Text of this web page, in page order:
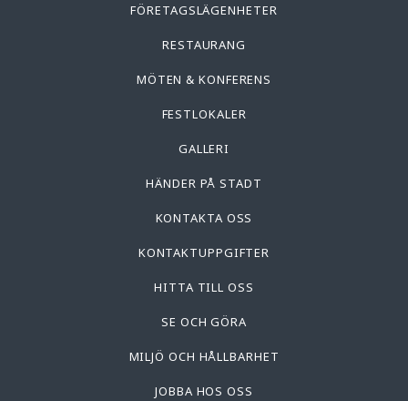
FÖRETAGSLÄGENHETER
RESTAURANG
MÖTEN & KONFERENS
FESTLOKALER
GALLERI
HÄNDER PÅ STADT
KONTAKTA OSS
KONTAKTUPPGIFTER
HITTA TILL OSS
SE OCH GÖRA
MILJÖ OCH HÅLLBARHET
JOBBA HOS OSS